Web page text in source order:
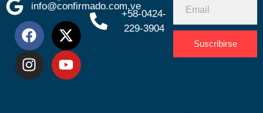
info@confirmado.com.ve
+58-0424-
229-3904
Suscribirse